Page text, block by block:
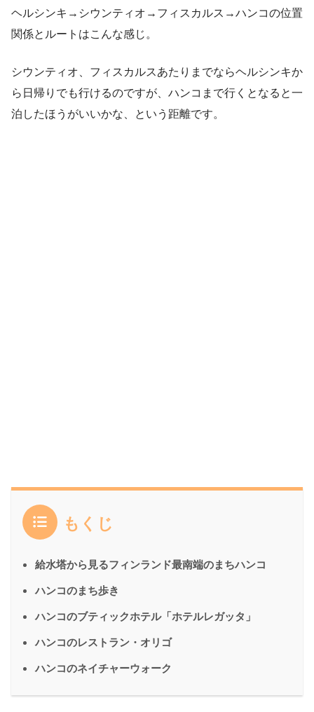
ヘルシンキ→シウンティオ→フィスカルス→ハンコの位置
関係とルートはこんな感じ。
シウンティオ、フィスカルスあたりまでならヘルシンキか
ら日帰りでも行けるのですが、ハンコまで行くとなると一
泊したほうがいいかな、という距離です。
もくじ
給水塔から見るフィンランド最南端のまちハンコ
ハンコのまち歩き
ハンコのブティックホテル「ホテルレガッタ」
ハンコのレストラン・オリゴ
ハンコのネイチャーウォーク